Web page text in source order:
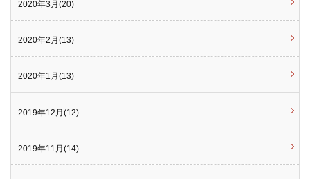
2020年3月(20)
2020年2月(13)
2020年1月(13)
2019年12月(12)
2019年11月(14)